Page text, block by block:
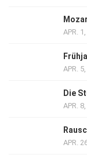
APR.
APR.
Die
APR.
APR.